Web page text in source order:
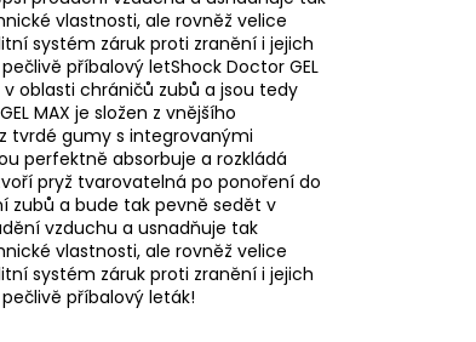
vlastnosti, ale rovněž velice
systém záruk proti zranění i jejich
příbalový letShock Doctor GEL
v oblasti chráničů zubů a jsou tedy
MAX je složen z vnějšího
tvrdé gumy s integrovanými
perfektně absorbuje a rozkládá
pryž tvarovatelná po ponoření do
zubů a bude tak pevně sedět v
vzduchu a usnadňuje tak
vlastnosti, ale rovněž velice
systém záruk proti zranění i jejich
příbalový leták!